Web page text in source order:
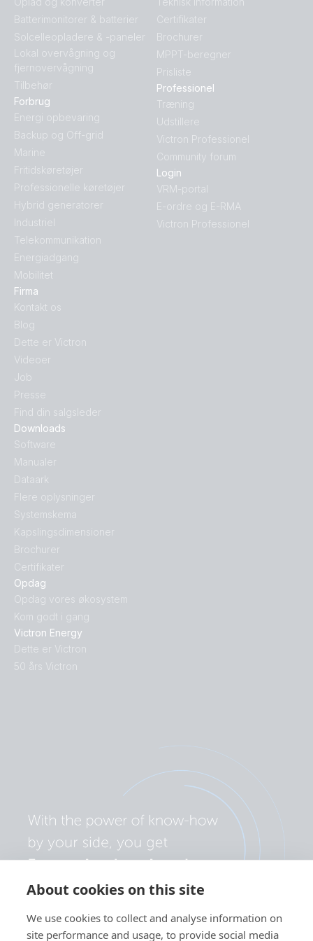
About cookies on this site
We use cookies to collect and analyse information on
site performance and usage, to provide social media
Batterimonitorer & batterier
Solcelleopladere & -paneler
Lokal overvågning og
fjernovervågning
Tilbehør
Opdag
Opdag vores økosystem
Kom godt i gang
Victron Energy
Dette er Victron
50 års Victron
Downloads
Software
Manualer
Dataark
Flere oplysninger
Systemskema
Kapslingsdimensioner
Brochurer
Certifikater
Forbrug
Energi opbevaring
Backup og Off-grid
Marine
Fritidskøretøjer
Professionelle køretøjer
Hybrid generatorer
Industriel
Telekommunikation
Energiadgang
Mobilitet
Firma
Kontakt os
Blog
Dette er Victron
Videoer
Job
Presse
Find din salgsleder
Certifikater
Brochurer
MPPT-beregner
Prisliste
Professionel
Træning
Udstillere
Victron Professionel
Community forum
Login
VRM-portal
E-ordre og E-RMA
Victron Professionel